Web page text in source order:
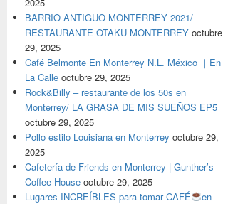
BARRIO ANTIGUO MONTERREY 2021/
RESTAURANTE OTAKU MONTERREY octubre
29, 2025
Café Belmonte En Monterrey N.L. México ｜En
La Calle octubre 29, 2025
Rock&Billy – restaurante de los 50s en
Monterrey/ LA GRASA DE MIS SUEÑOS EP5
octubre 29, 2025
Pollo estilo Louisiana en Monterrey octubre 29,
2025
Cafetería de Friends en Monterrey | Gunther’s
Coffee House octubre 29, 2025
Lugares INCREÍBLES para tomar CAFÉ
en